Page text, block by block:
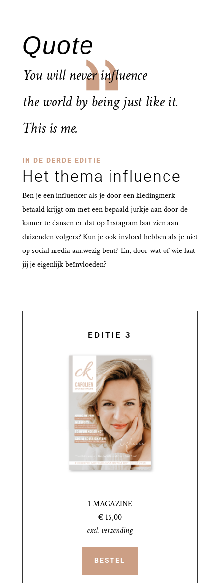
Quote
You will never influence
the world by being just like it.
This is me.
IN DE DERDE EDITIE
Het thema influence
Ben je een influencer als je door een kledingmerk
betaald krijgt om met een bepaald jurkje aan door de
kamer te dansen en dat op Instagram laat zien aan
duizenden volgers? Kun je ook invloed hebben als je niet
op social media aanwezig bent? En, door wat of wie laat
jij je eigenlijk beïnvloeden?
EDITIE 3
1 MAGAZINE
€ 15,00
excl. verzending
BESTEL